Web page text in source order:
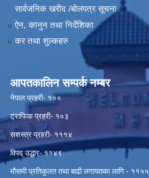
सार्वजनिक खरीद /बोलपत्र सूचना
ऐन, कानुन तथा निर्देशिका
कर तथा शुल्कहरु
आपतकालिन सम्पर्क नम्बर
नेपाल प्रहरी- १००
ट्राफिक प्रहरी- १०३
सशस्त्र प्रहरी- १११४
विपद् उद्धार- ११४९
मौसमी प्रतिकुलत तथा बाढी लगायतका लागि - ११५५